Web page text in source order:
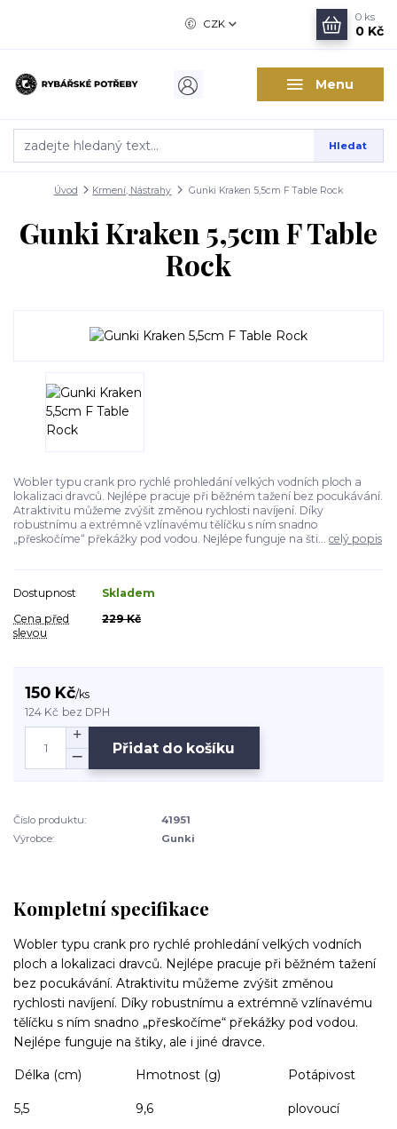
Menu
CZK
Hledat
0 ks
0 Kč
Úvod Krmení, Nástrahy Gunki Kraken 5,5cm F Table Rock
Gunki Kraken 5,5cm F Table
Rock
Wobler typu crank pro rychlé prohledání velkých vodních ploch a
lokalizaci dravců. Nejlépe pracuje při běžném tažení bez pocukávání.
Atraktivitu můžeme zvýšit změnou rychlosti navíjení. Díky
robustnímu a extrémně vzlínavému tělíčku s ním snadno
„přeskočíme“ překážky pod vodou. Nejlépe funguje na šti... celý popis
Dostupnost
Skladem
Cena před
slevou
229 Kč
150 Kč/ks
124 Kč bez DPH
Přidat do košíku
Číslo produktu:
41951
Výrobce:
Gunki
Kompletní specifikace
Wobler typu crank pro rychlé prohledání velkých vodních
ploch a lokalizaci dravců. Nejlépe pracuje při běžném tažení
bez pocukávání. Atraktivitu můžeme zvýšit změnou
rychlosti navíjení. Díky robustnímu a extrémně vzlínavému
tělíčku s ním snadno „přeskočíme“ překážky pod vodou.
Nejlépe funguje na štiky, ale i jiné dravce.
Délka (cm) Hmotnost (g) Potápivost
5,5 9,6 plovoucí